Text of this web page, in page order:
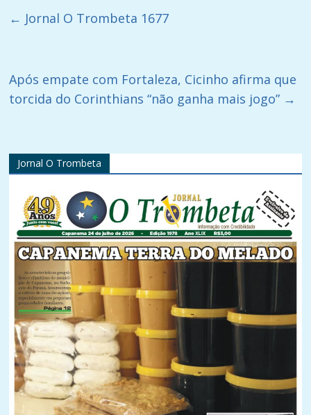
← Jornal O Trombeta 1677
Após empate com Fortaleza, Cicinho afirma que
torcida do Corinthians “não ganha mais jogo” →
Jornal O Trombeta